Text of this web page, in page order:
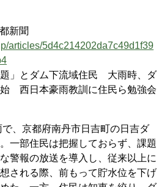
新聞
articles/5d4c214202da7c49d1f39
」とダム下流域住民 大雨時、ダ
西日本豪雨教訓に住民ら勉強会
、京都府南丹市日吉町の日吉ダ
一部住民は把握しておらず、課題
警報の放送を導入し、従来以上に
される際、前もって貯水位を下げ